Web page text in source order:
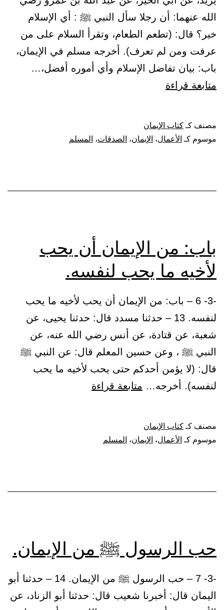
الله عنهما: أن رجلا سأل النبي ﷺ : أي الإسلام
خير؟ قال: (تطعم الطعام، وتقرأ السلام على من
عرفت ومن لم تعرف). أخرجه مسلم في الإيمان،
باب: بيان تفاضل الإسلام وأي أموره أفضل،…
متابعة قراءة
من
مصنف كـ كتاب الإيمان
موسوم كـ الأعمال، الإيمان، الصدقات، المسلم
باب: من الإيمان أن يحب
لأخيه ما يحب لنفسه.
-3- 6 – باب: من الإيمان أن يحب لأخيه ما يحب
لنفسه. 13 – حدثنا مسدد قال: حدثنا يحيى، عن
شعبة، عن قتادة، عن أنس رضي الله عنه، عن
النبي ﷺ ، وعن حسين المعلم قال: عن النبي ﷺ
قال: (لا يؤمن أحدكم حتى يحب لأخيه ما يحب
لنفسه). أخرجه… متابعة قراءة
مصنف كـ كتاب الإيمان
موسوم كـ الأعمال، الإيمان، المسلم
حب الرسول ﷺ من الإيمان.
-3- 7 – حب الرسول ﷺ من الإيمان. 14 – حدثنا أبو
اليمان قال: أخبرنا شعيب قال: حدثنا أبو الزناد، عن